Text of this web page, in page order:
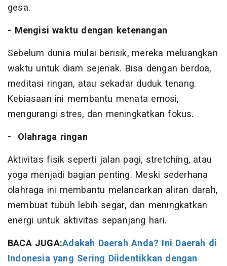
gesa.
- Mengisi waktu dengan ketenangan
Sebelum dunia mulai berisik, mereka meluangkan
waktu untuk diam sejenak. Bisa dengan berdoa,
meditasi ringan, atau sekadar duduk tenang.
Kebiasaan ini membantu menata emosi,
mengurangi stres, dan meningkatkan fokus.
- Olahraga ringan
Aktivitas fisik seperti jalan pagi, stretching, atau
yoga menjadi bagian penting. Meski sederhana
olahraga ini membantu melancarkan aliran darah,
membuat tubuh lebih segar, dan meningkatkan
energi untuk aktivitas sepanjang hari.
BACA JUGA:Adakah Daerah Anda? Ini Daerah di
Indonesia yang Sering Diidentikkan dengan